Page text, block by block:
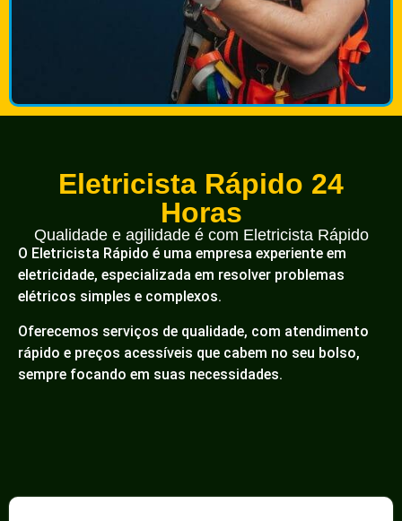
Eletricista Rápido 24
Horas
Qualidade e agilidade é com Eletricista Rápido
O Eletricista Rápido é uma empresa experiente em
eletricidade, especializada em resolver problemas
elétricos simples e complexos.
Oferecemos serviços de qualidade, com atendimento
rápido e preços acessíveis que cabem no seu bolso,
sempre focando em suas necessidades.